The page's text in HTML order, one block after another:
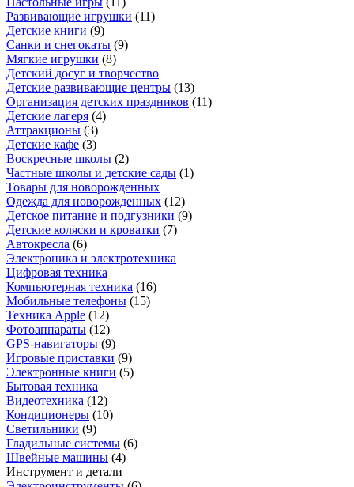
Развивающие игрушки (11)
Детские книги (9)
Санки и снегокаты (9)
Мягкие игрушки (8)
Детский досуг и творчество
Детские развивающие центры (13)
Организация детских праздников (11)
Детские лагеря (4)
Аттракционы (3)
Детские кафе (3)
Воскресные школы (2)
Частные школы и детские сады (1)
Товары для новорожденных
Одежда для новорожденных (12)
Детское питание и подгузники (9)
Детские коляски и кроватки (7)
Автокресла (6)
Электроника и электротехника
Цифровая техника
Компьютерная техника (16)
Мобильные телефоны (15)
Техника Apple (12)
Фотоаппараты (12)
GPS-навигаторы (9)
Игровые приставки (9)
Электронные книги (5)
Бытовая техника
Видеотехника (12)
Кондиционеры (10)
Светильники (9)
Гладильные системы (6)
Швейные машины (4)
Инструмент и детали